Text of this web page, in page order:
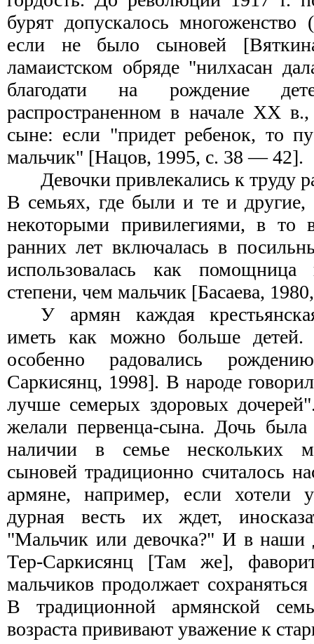
бурят допускалось
если не было сыновей
ламаистском обряде "нилхасан
благодати на рождение
распространенном в начале ХХ
сыне: если "придет ребенок, то
мальчик" [Нацов, 1995, с. 38 — 42].
Девочки привлекались к труду
В семьях, где были и те и другие,
некоторыми привилегиями, в то
ранних лет включалась в
использовалась как
степени, чем мальчик [Басаева,
У армян каждая
иметь как можно больше
особенно радовались
Саркисянц, 1998]. В народе
лучше семерых здоровых
желали первенца-сына. Дочь
наличии в семье нескольких
сыновей традиционно считалось
армяне, например, если хотели
дурная весть их ждет,
"Мальчик или девочка?" И в
Тер-Саркисянц [Там же],
мальчиков продолжает
В традиционной армянской
возраста прививают уважение к